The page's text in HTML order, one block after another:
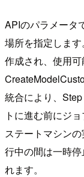
APIのパラメータ
場所を指定しま
作成され、使用可
統合により、
トに進む前にジ
ステートマシン
行中の間は一時
れます。